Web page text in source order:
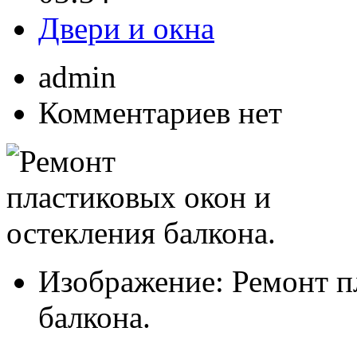
Двери и окна
admin
Комментариев нет
Изображение: Ремонт
балкона.